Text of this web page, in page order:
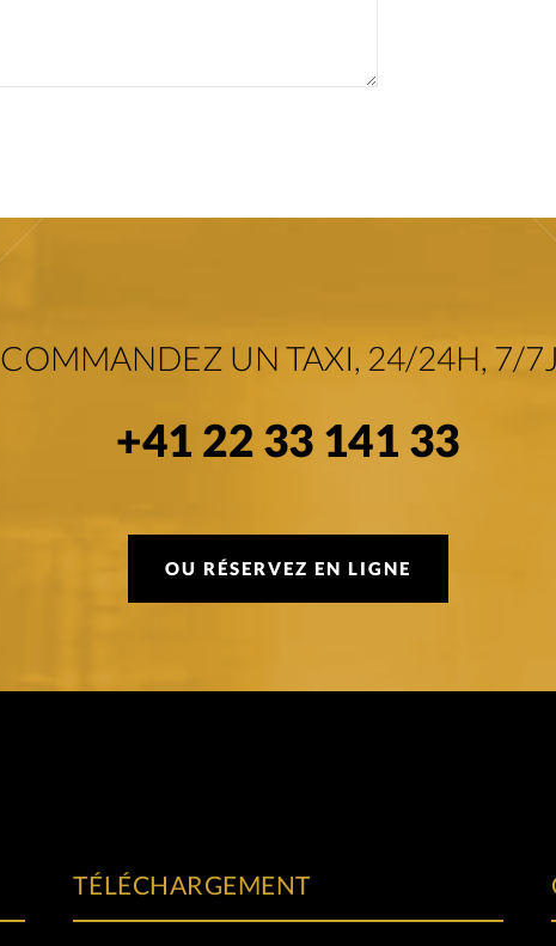
COMMANDEZ UN TAXI, 24/24H, 7/
+41 22 33 141 33
OU RÉSERVEZ EN LIGNE
TÉLÉCHARGEMENT